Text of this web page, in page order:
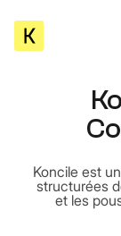
Koncile est
structurées
et les